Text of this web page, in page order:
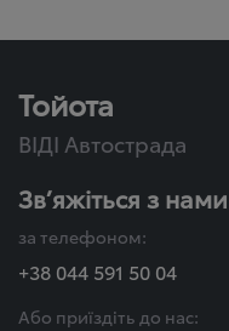
Тойота
ВІДІ Автострада
Зв’яжіться з нами
за телефоном:
+38 044 591 50 04
Або приїздіть до нас: